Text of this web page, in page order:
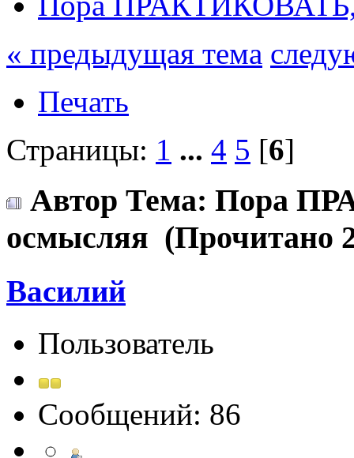
« предыдущая тема
Печать
Страницы: 1 ... 4 5 [6]
Автор Тема: Пора
осмысляя (Прочитано
Василий
Пользователь
Сообщений: 86